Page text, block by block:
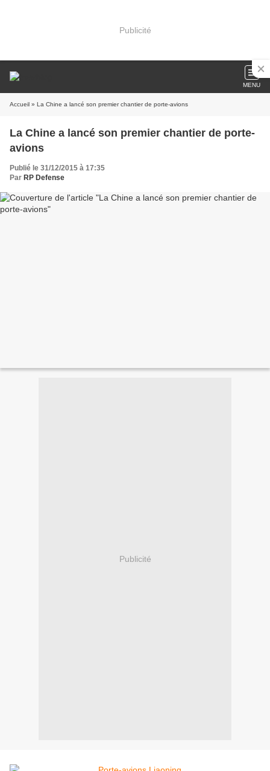
Publicité
MENU
Accueil » La Chine a lancé son premier chantier de porte-avions
La Chine a lancé son premier chantier de porte-
avions
Publié le 31/12/2015 à 17:35
Par RP Defense
Publicité